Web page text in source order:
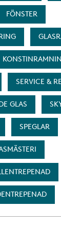
FÖNSTER
SERVICE &
GLAS
SPEGLAR